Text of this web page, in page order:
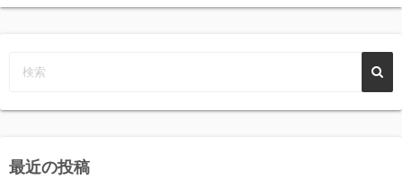
最近の投稿